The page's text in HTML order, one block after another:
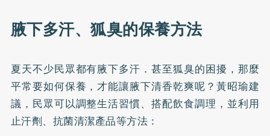
腋下多汗、狐臭的保養方法
夏天不少民眾都有腋下多汗．甚至狐臭的困擾，那麼
平常要如何保養，才能讓腋下清香乾爽呢？黃昭瑜建
議，民眾可以調整生活習慣、搭配飲食調理，並利用
止汗劑、抗菌清潔產品等方法：